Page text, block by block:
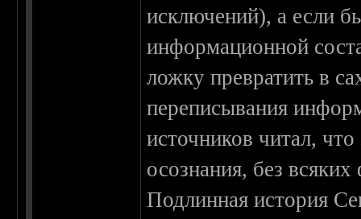
исключений), а если
информационной
ложку превратить в
переписывания
источников читал,
осознания, без
Подлинная история